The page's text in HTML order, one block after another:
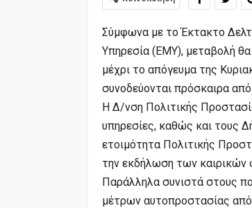
Σύμφωνα με το Έκτακτο
Υπηρεσία (ΕΜΥ), μεταβολή
μέχρι το απόγευμα της
συνοδεύονται πρόσκαιρα
Η Δ/νση Πολιτικής
υπηρεσίες, καθώς και τους
ετοιμότητα Πολιτικής
την εκδήλωση των καιρικών
Παράλληλα συνιστά στους
μέτρων αυτοπροστασίας